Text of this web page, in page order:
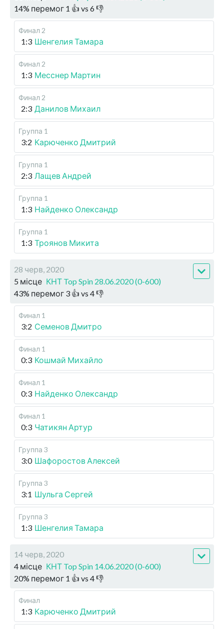
14% перемог 1 👍 vs 6👎
Финал 2
1:3 Шенгелия Тамара
Финал 2
1:3 Месснер Мартин
Финал 2
2:3 Данилов Михаил
Группа 1
3:2 Карюченко Дмитрий
Группа 1
2:3 Лащев Андрей
Группа 1
1:3 Найденко Олександр
Группа 1
1:3 Троянов Микита
28 черв, 2020
5 місце КНТ Top Spin 28.06.2020 (0-600)
43% перемог 3 👍 vs 4👎
Финал 1
3:2 Семенов Дмитро
Финал 1
0:3 Кошмай Михайло
Финал 1
0:3 Найденко Олександр
Финал 1
0:3 Чатикян Артур
Группа 3
3:0 Шафоростов Алексей
Группа 3
3:1 Шульга Сергей
Группа 3
1:3 Шенгелия Тамара
14 черв, 2020
4 місце КНТ Top Spin 14.06.2020 (0-600)
20% перемог 1 👍 vs 4👎
Финал
1:3 Карюченко Дмитрий